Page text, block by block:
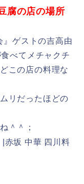
腐の店の場所
ゲストの吉高由
べてメチャクチ
この店の料理な
リだったほどの
＾＾；
|赤坂 中華 四川料